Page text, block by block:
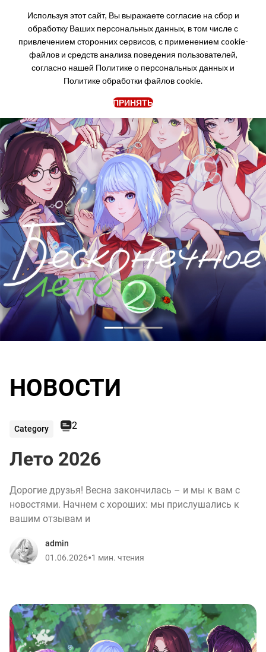
НОВОСТИ
Category 2
Лето 2026
Дорогие друзья! Весна закончилась – и мы к вам с
новостями. Начнем с хороших: мы прислушались к
вашим отзывам и
admin
01.06.2026•1 мин. чтения
Используя этот сайт, Вы выражаете согласие на сбор и
обработку Ваших персональных данных, в том числе с
привлечением сторонних сервисов, с применением cookie-
файлов и средств анализа поведения пользователей,
согласно нашей Политике о персональных данных и
Политике обработки файлов cookie.
ПРИНЯТЬ